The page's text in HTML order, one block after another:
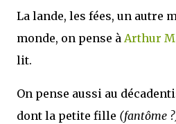
La lande, les fées, un autre
monde, on pense à Arthur
lit.
On pense aussi au
dont la petite fille (fantôme